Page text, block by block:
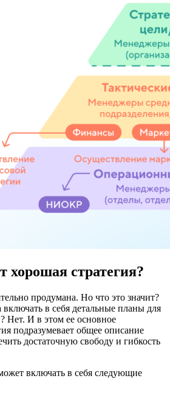
хорошая стратегия?
продумана. Но что это значит?
в себя детальные планы для
Нет. И в этом ее основное
подразумевает общее описание
достаточную свободу и гибкость
включать в себя следующие